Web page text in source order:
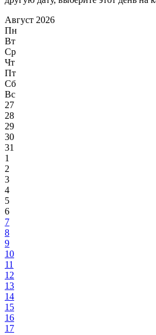
Август 2026
Пн
Вт
Ср
Чт
Пт
Сб
Вс
27
28
29
30
31
1
2
3
4
5
6
7
8
9
10
11
12
13
14
15
16
17